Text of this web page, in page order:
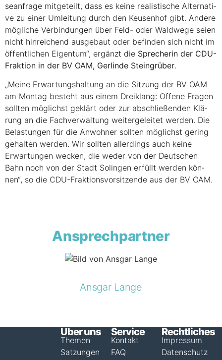
se­an­fra­ge mit­ge­teilt, dass es kei­ne rea­lis­ti­sche Alter­na­ti­
ve zu einer Umlei­tung durch den Keu­sen­hof gibt. Ande­re
mög­li­che Ver­bin­dun­gen über Feld- oder Wald­we­ge sei­en
nicht hin­rei­chend aus­ge­baut oder befin­den sich nicht im
öffent­li­chen Eigen­tum“, ergänzt die Spre­che­rin der CDU-
Frak­ti­on in der BV OAM, Ger­lin­de Stein­grü­ber.
„Mei­ne Erwar­tungs­hal­tung an die Sit­zung der BV OAM
am Mon­tag besteht aus einem Drei­klang: Offe­ne Fra­gen
soll­ten mög­lichst geklärt oder zur abschlie­ßen­den Klä­
rung an die Fach­ver­wal­tung wei­ter­ge­lei­tet wer­den. Die
Belas­tun­gen für die Anwoh­ner soll­ten mög­lichst gering
gehal­ten wer­den. Wir soll­ten aller­dings auch kei­ne
Erwar­tun­gen wecken, die weder von der Deut­schen
Bahn noch von der Stadt Solin­gen erfüllt wer­den kön­
nen“, so die CDU-Frak­ti­ons­vor­sit­zen­de aus der BV OAM.
Ansprechpartner
Ansgar Lange
Über uns
Themen
Satzungen
Service
Kontakt
FAQ
Rechtliches
Impressum
Datenschutz